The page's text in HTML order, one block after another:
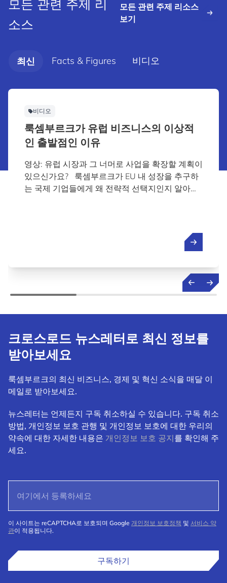
모든 관련 주제 리
소스
모든 관련 주제 리소스
보기
최신 Facts & Figures 비디오
비디오
룩셈부르크가 유럽 비즈니스의 이상적
인 출발점인 이유
영상: 유럽 시장과 그 너머로 사업을 확장할 계획이
있으신가요? 룩셈부르크가 EU 내 성장을 추구하
는 국제 기업들에게 왜 전략적 선택지인지 알아보
크로스로드 뉴스레터로 최신 정보를
받아보세요
룩셈부르크의 최신 비즈니스, 경제 및 혁신 소식을 매달 이
메일로 받아보세요.
뉴스레터는 언제든지 구독 취소하실 수 있습니다. 구독 취소
방법, 개인정보 보호 관행 및 개인정보 보호에 대한 우리의
약속에 대한 자세한 내용은 개인정보 보호 공지를 확인해 주
세요.
이 사이트는 reCAPTCHA로 보호되며 Google 개인정보 보호정책 및 서비스 약
관이 적용됩니다.
구독하기